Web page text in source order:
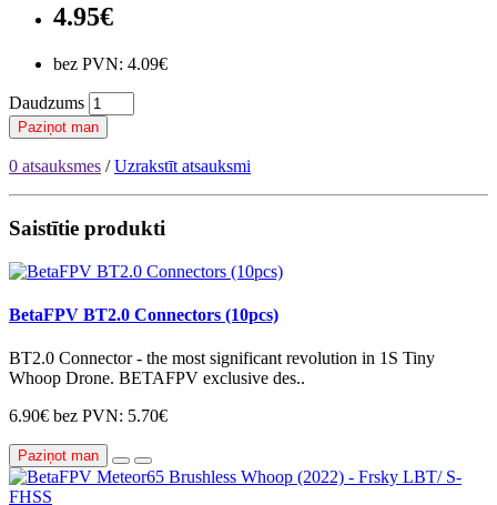
4.95€
bez PVN: 4.09€
Daudzums
Paziņot man
0 atsauksmes /Uzrakstīt atsauksmi
Saistītie produkti
BetaFPV BT2.0 Connectors (10pcs)
BT2.0 Connector - the most significant revolution in 1S Tiny
Whoop Drone. BETAFPV exclusive des..
6.90€ bez PVN: 5.70€
Paziņot man